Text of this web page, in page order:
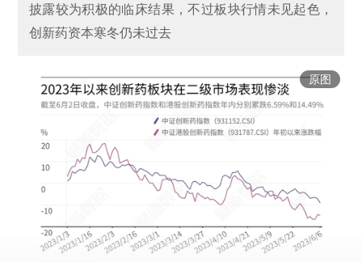
披露较为积极的临床结果，不过板块行情未见起色，
创新药资本寒冬仍未过去
原图